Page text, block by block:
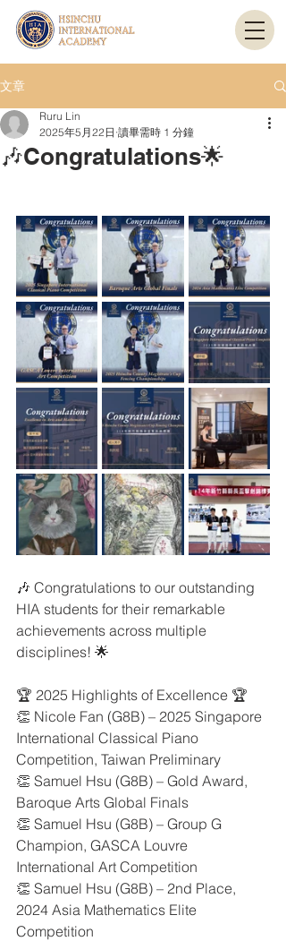
文章
🎶Congratulations🌟
Ruru Lin
2025年5月22日 讀畢需時 1 分鐘
🎶 Congratulations to our outstanding
HIA students for their remarkable
achievements across multiple
disciplines! 🌟
🏆 2025 Highlights of Excellence 🏆
👏 Nicole Fan (G8B) – 2025 Singapore
International Classical Piano
Competition, Taiwan Preliminary
👏 Samuel Hsu (G8B) – Gold Award,
Baroque Arts Global Finals
👏 Samuel Hsu (G8B) – Group G
Champion, GASCA Louvre
International Art Competition
👏 Samuel Hsu (G8B) – 2nd Place,
2024 Asia Mathematics Elite
Competition